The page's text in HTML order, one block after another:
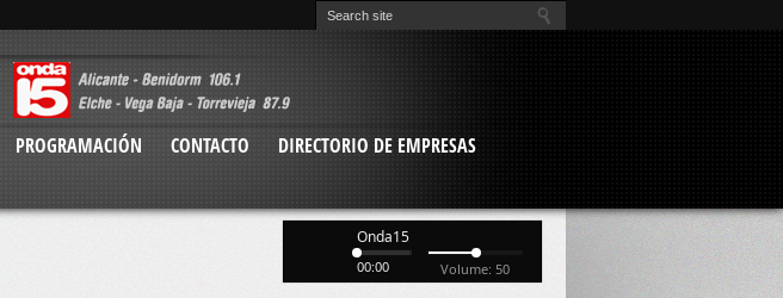
PROGRAMACIÓN CONTACTO
DIRECTORIO DE EMPRESAS
Onda15
00:00 Volume: 50